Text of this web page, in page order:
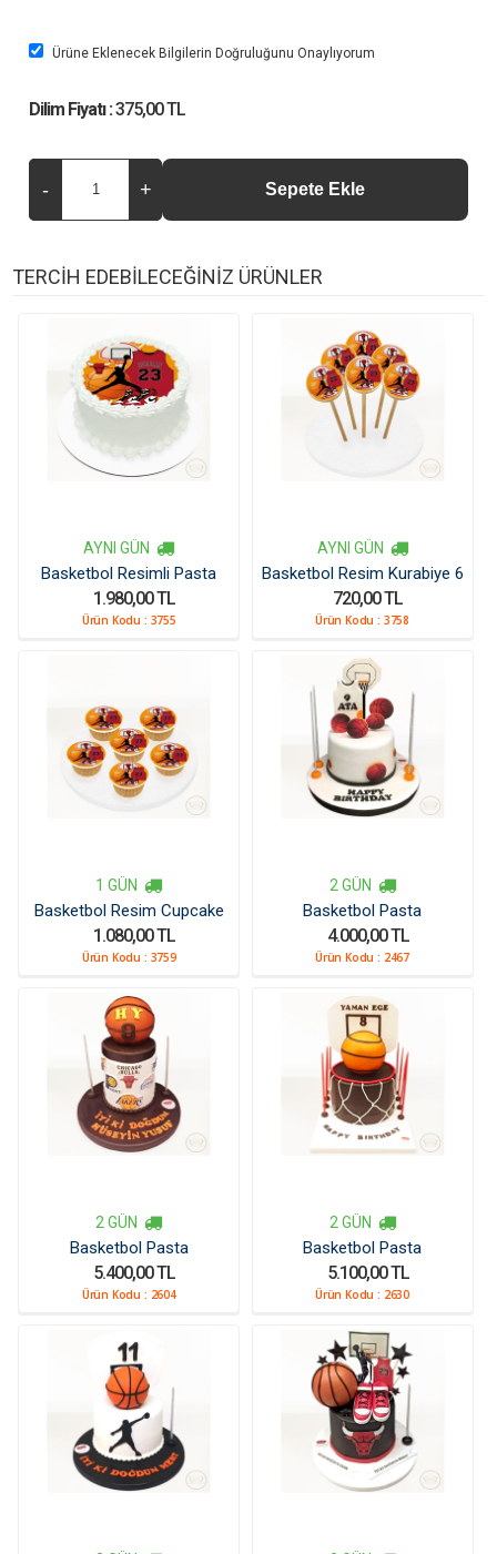
Ürüne Eklenecek Bilgilerin Doğruluğunu Onaylıyorum
Dilim Fiyatı :375,00 TL
TERCİH EDEBİLECEĞİNİZ ÜRÜNLER
AYNI GÜN
Basketbol Resimli Pasta
1.980,00 TL
Ürün Kodu : 3755
AYNI GÜN
Basketbol Resim Kurabiye 6
Adet
720,00 TL
Ürün Kodu : 3758
1 GÜN
Basketbol Resim Cupcake
1.080,00 TL
Ürün Kodu : 3759
2 GÜN
Basketbol Pasta
4.000,00 TL
Ürün Kodu : 2467
2 GÜN
Basketbol Pasta
5.400,00 TL
Ürün Kodu : 2604
2 GÜN
Basketbol Pasta
5.100,00 TL
Ürün Kodu : 2630